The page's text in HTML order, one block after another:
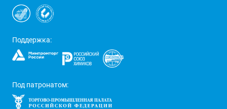
Поддержка:
Под патронатом: